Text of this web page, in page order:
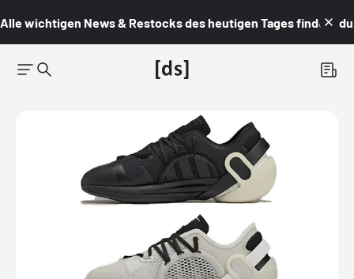
Alle wichtigen News & Restocks des heutigen Tages findest du